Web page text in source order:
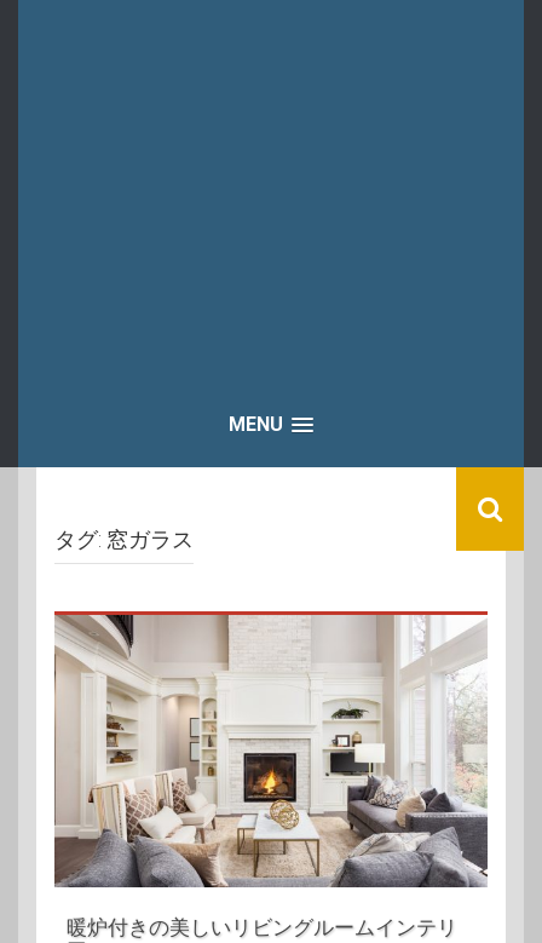
MENU
タグ: 窓ガラス
暖炉付きの美しいリビングルームインテリ